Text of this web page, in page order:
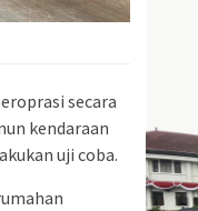
secara
kendaraan
uji coba.